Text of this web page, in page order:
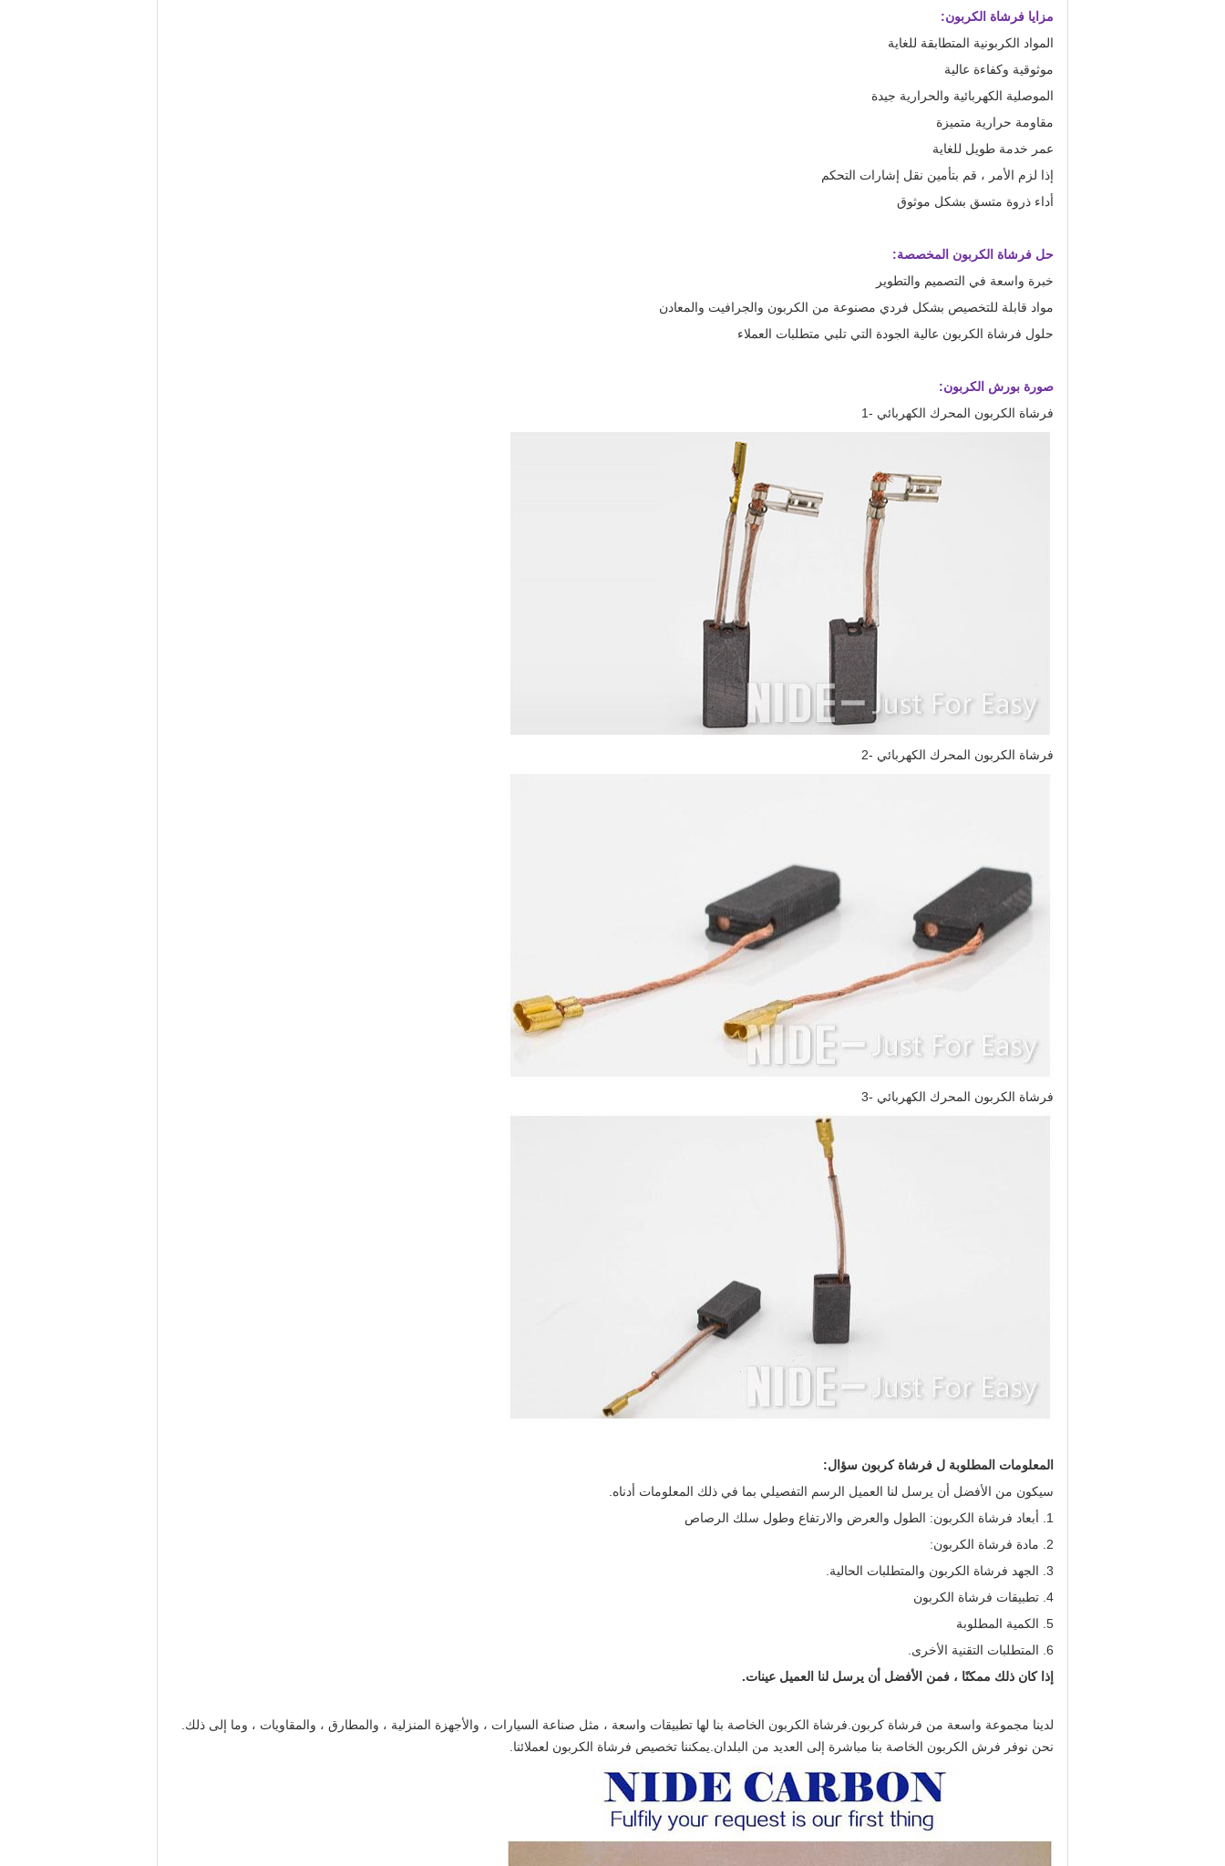
مزايا فرشاة الكربون:
المواد الكربونية المتطابقة للغاية
موثوقية وكفاءة عالية
الموصلية الكهربائية والحرارية جيدة
مقاومة حرارية متميزة
عمر خدمة طويل للغاية
إذا لزم الأمر ، قم بتأمين نقل إشارات التحكم
أداء ذروة متسق بشكل موثوق
حل فرشاة الكربون المخصصة:
خبرة واسعة في التصميم والتطوير
مواد قابلة للتخصيص بشكل فردي مصنوعة من الكربون والجرافيت والمعادن
حلول فرشاة الكربون عالية الجودة التي تلبي متطلبات العملاء
صورة بورش الكربون:
فرشاة الكربون المحرك الكهربائي -1
فرشاة الكربون المحرك الكهربائي -2
فرشاة الكربون المحرك الكهربائي -3
المعلومات المطلوبة ل فرشاة كربون سؤال:
سيكون من الأفضل أن يرسل لنا العميل الرسم التفصيلي بما في ذلك المعلومات أدناه.
1. أبعاد فرشاة الكربون: الطول والعرض والارتفاع وطول سلك الرصاص
2. مادة فرشاة الكربون:
3. الجهد فرشاة الكربون والمتطلبات الحالية.
4. تطبيقات فرشاة الكربون
5. الكمية المطلوبة
6. المتطلبات التقنية الأخرى.
إذا كان ذلك ممكنًا ، فمن الأفضل أن يرسل لنا العميل عينات.
لدينا مجموعة واسعة من فرشاة كربون .فرشاة الكربون الخاصة بنا لها تطبيقات واسعة ، مثل صناعة السيارات ، والأجهزة المنزلية ، والمطارق ، والمقاويات ، وما إلى ذلك.
نحن نوفر فرش الكربون الخاصة بنا مباشرة إلى العديد من البلدان.يمكننا تخصيص فرشاة الكربون لعملائنا.